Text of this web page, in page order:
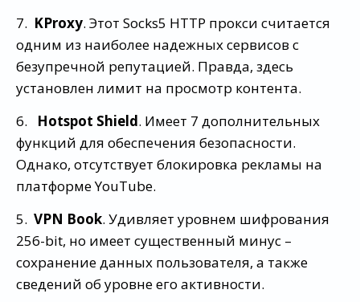
7. KProxy. Этот Socks5 HTTP прокси считается
одним из наиболее надежных сервисов с
безупречной репутацией. Правда, здесь
установлен лимит на просмотр контента.
6. Hotspot Shield. Имеет 7 дополнительных
функций для обеспечения безопасности.
Однако, отсутствует блокировка рекламы на
платформе YouTube.
5. VPN Book. Удивляет уровнем шифрования
256-bit, но имеет существенный минус –
сохранение данных пользователя, а также
сведений об уровне его активности.